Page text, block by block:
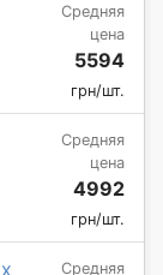
Средняя
цена
5594
грн/шт.
Средняя
цена
4992
грн/шт.
Средняя